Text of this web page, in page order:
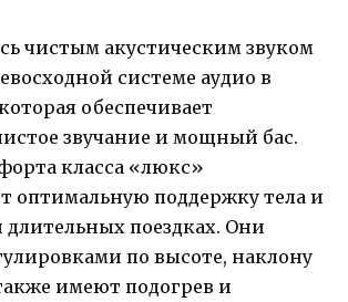
чистым акустическим звуком
системе аудио в
обеспечивает
звучание и мощный бас.
класса «люкс»
оптимальную поддержку тела и
поездках. Они
по высоте, наклону
имеют подогрев и